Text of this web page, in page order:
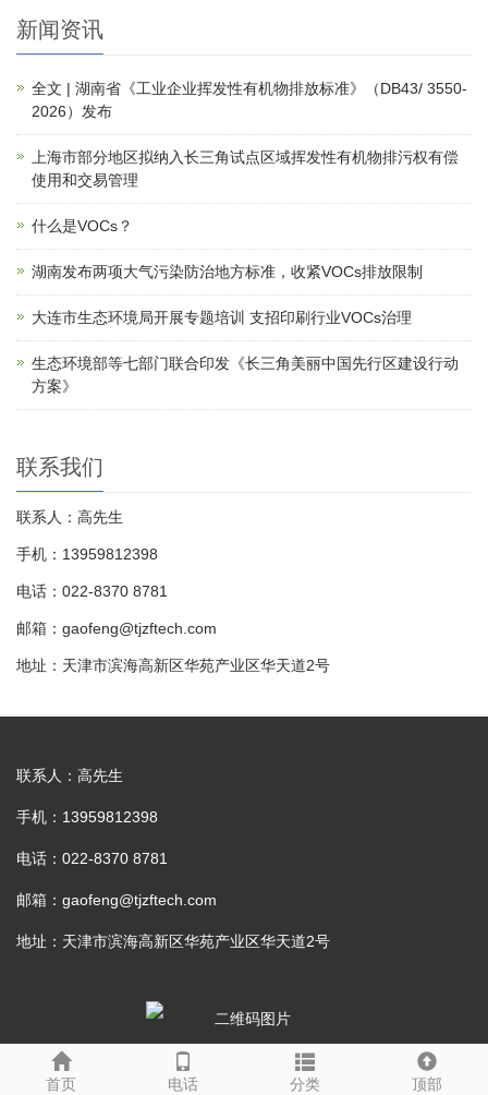
新闻资讯
全文 | 湖南省《工业企业挥发性有机物排放标准》（DB43/ 3550-
2026）发布
上海市部分地区拟纳入长三角试点区域挥发性有机物排污权有偿
使用和交易管理
什么是VOCs？
湖南发布两项大气污染防治地方标准，收紧VOCs排放限制
大连市生态环境局开展专题培训 支招印刷行业VOCs治理
生态环境部等七部门联合印发《长三角美丽中国先行区建设行动
方案》
联系我们
联系人：高先生
手机：13959812398
电话：022-8370 8781
邮箱：gaofeng@tjzftech.com
地址：天津市滨海高新区华苑产业区华天道2号
首页 电话 分类 顶部
联系人：高先生
手机：13959812398
电话：022-8370 8781
邮箱：gaofeng@tjzftech.com
地址：天津市滨海高新区华苑产业区华天道2号